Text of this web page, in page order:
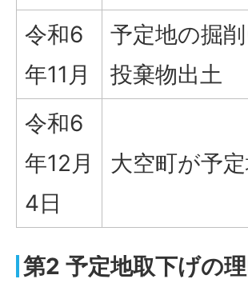
令和6
年11月
予定地の掘
投棄物出土
令和6
年12月
4日
大空町が予
第2 予定地取下げの